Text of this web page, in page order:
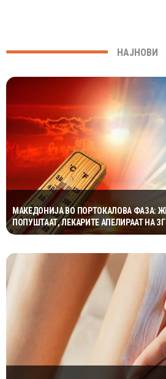
НАЈНОВИ
МАКЕДОНИЈА ВО ПОРТОКАЛОВА ФАЗА:
ПОПУШТААТ, ЛЕКАРИТЕ АПЕЛИРААТ НА
ПРЕТПАЗЛИВОСТ